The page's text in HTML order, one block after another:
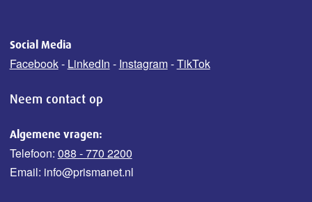
Social Media
Facebook- LinkedIn - Instagram-TikTok
Neem contact op
Algemene vragen:
Telefoon: 088 - 770 2200
Email: info@prismanet.nl